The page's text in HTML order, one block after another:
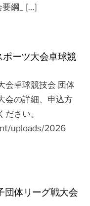
綱_ […]
ーツ大会卓球競
会卓球競技会 団体
会の詳細、申込方
さい。
uploads/2026
体リーグ戦大会